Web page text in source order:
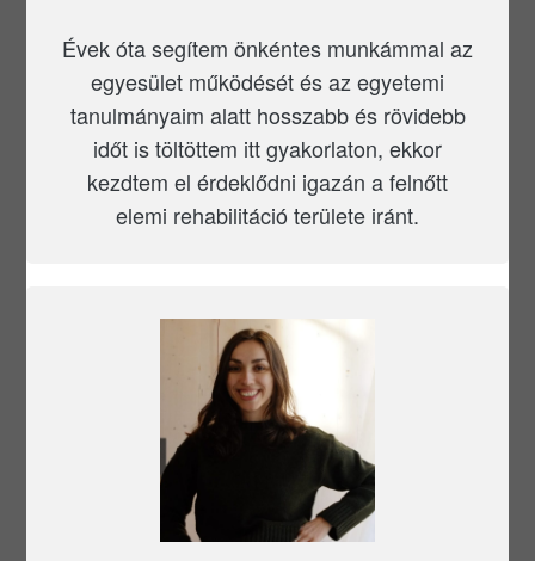
Évek óta segítem önkéntes munkámmal az
egyesület működését és az egyetemi
tanulmányaim alatt hosszabb és rövidebb
időt is töltöttem itt gyakorlaton, ekkor
kezdtem el érdeklődni igazán a felnőtt
elemi rehabilitáció területe iránt.